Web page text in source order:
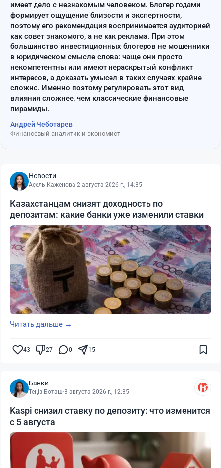
имеет дело с незнакомым человеком. Блогер годами
формирует ощущение близости и экспертности,
поэтому его рекомендация воспринимается аудиторией
как совет знакомого, а не как реклама. При этом
большинство инвестиционных блогеров не мошенники
в юридическом смысле слова: чаще они просто
некомпетентны или имеют нераскрытый конфликт
интересов, а доказать умысел в таких случаях крайне
сложно. Именно поэтому регулировать этот вид
влияния сложнее, чем классические финансовые
пирамиды.
Андрей Чеботарев
Финансовый аналитик и экономист
Новости
Асель Каженова·2 августа 2026 г., 14:35
Казахстанцам снизят доходность по
депозитам: какие банки уже изменили ставки
Читать дальше →
43 27 0 15
Банки
Теңіз Боташ·3 августа 2026 г., 12:35
Kaspi снизил ставку по депозиту: что изменится
с 5 августа